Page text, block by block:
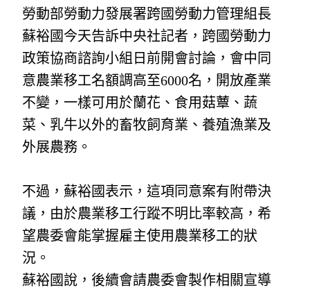
勞動部勞動力發展署跨國勞動力管理組長
蘇裕國今天告訴中央社記者，跨國勞動力
政策協商諮詢小組日前開會討論，會中同
意農業移工名額調高至6000名，開放產業
不變，一樣可用於蘭花、食用菇蕈、蔬
菜、乳牛以外的畜牧飼育業、養殖漁業及
外展農務。
不過，蘇裕國表示，這項同意案有附帶決
議，由於農業移工行蹤不明比率較高，希
望農委會能掌握雇主使用農業移工的狀
況。
蘇裕國說，後續會請農委會製作相關宣導